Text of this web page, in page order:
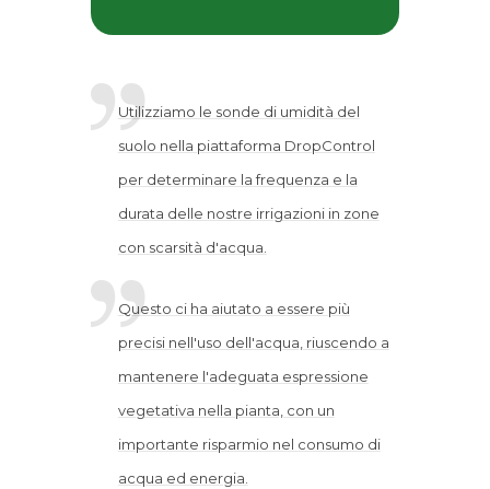
Utilizziamo le sonde di umidità del
suolo nella piattaforma DropControl
per determinare la frequenza e la
durata delle nostre irrigazioni in zone
con scarsità d'acqua.
Questo ci ha aiutato a essere più
precisi nell'uso dell'acqua, riuscendo a
mantenere l'adeguata espressione
vegetativa nella pianta, con un
importante risparmio nel consumo di
acqua ed energia.